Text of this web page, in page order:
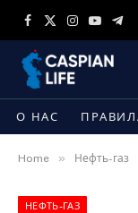
Facebook
X
Instagram
YouTube
О НАС
Home » Нефть-газ
НЕФТЬ-ГАЗ